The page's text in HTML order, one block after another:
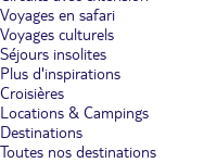
Voyages en safari
Voyages culturels
Séjours insolites
Plus d'inspirations
Croisières
Locations & Campings
Destinations
Toutes nos destinations